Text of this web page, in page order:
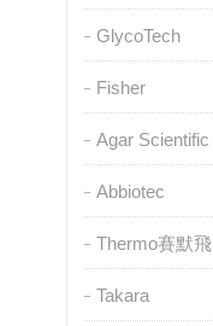
GlycoTech
Fisher
Agar Scientific
Abbiotec
Thermo賽默飛
Takara